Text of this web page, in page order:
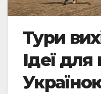
Тури
Ідеї